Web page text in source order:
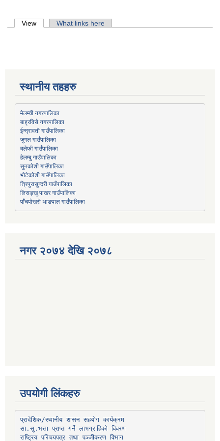
Primary tabs
View (active tab)What links here
स्थानीय तहहरु
मेलम्ची नगरपालिका
बाह्रविसे नगरपालिका
ईन्द्रावती गाउँपालिका
जुगल गाउँपालिका
बलेफी गाउँपालिका
हेलम्बु गाउँपालिका
सुनकोशी गाउँपालिका
भोटेकोशी गाउँपालिका
त्रिपुरासुन्दरी गाउँपालिका
लिसङ्खु पाखर गाउँपालिका
पाँचपोखरी थाङपाल गाउँपालिका
नगर २०७४ देखि २०७८
उपयोगी लिंकहरु
प्रादेशिक/स्थानीय शासन सहयोग कार्यक्रम
सा.सु.भत्ता प्राप्त गर्ने लाभग्राहिको विवरण
राष्ट्रिय परिचयपत्र तथा पञ्‍जीकरण विभाग